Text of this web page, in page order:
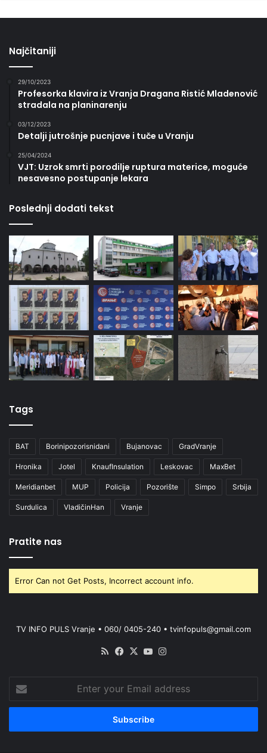
Najčitaniji
29/10/2023
Profesorka klavira iz Vranja Dragana Ristić Mladenović
stradala na planinarenju
03/12/2023
Detalji jutrošnje pucnjave i tuče u Vranju
25/04/2024
VJT: Uzrok smrti porodilje ruptura materice, moguće
nesavesno postupanje lekara
Poslednji dodati tekst
Tags
BAT Borinipozorisnidani Bujanovac GradVranje
Hronika Jotel KnaufInsulation Leskovac MaxBet
Meridianbet MUP Policija Pozorište Simpo Srbija
Surdulica VladičinHan Vranje
Pratite nas
Error Can not Get Posts, Incorrect account info.
TV INFO PULS Vranje • 060/ 0405-240 • tvinfopuls@gmail.com
RSS Facebook
X YouTube
your
Email